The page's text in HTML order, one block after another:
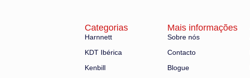
Categorias
Harnnett
KDT Ibérica
Kenbill
Mais informações
Sobre nós
Contacto
Blogue